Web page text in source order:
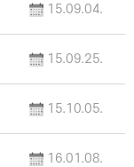
15.09.04.
15.09.25.
15.10.05.
16.01.08.